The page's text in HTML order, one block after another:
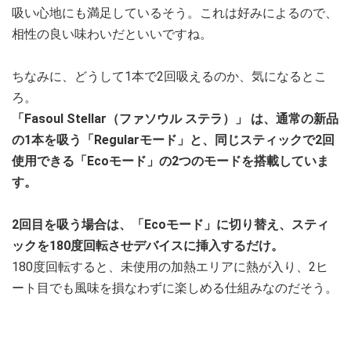
吸い心地にも満足しているそう。これは好みによるので、
相性の良い味わいだといいですね。
ちなみに、どうして1本で2回吸えるのか、気になるとこ
ろ。
「Fasoul Stellar（ファソウル ステラ）」
は、通常の新品
の1本を吸う「Regularモード」と、同じスティックで2回
使用できる「Ecoモード」の2つのモードを搭載していま
す。
2回目を吸う場合は、「Ecoモード」に切り替え、スティ
ックを180度回転させデバイスに挿入するだけ。
180度回転すると、未使用の加熱エリアに熱が入り、2ヒ
ート目でも風味を損なわずに楽しめる仕組みなのだそう。